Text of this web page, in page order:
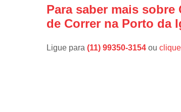
Para saber mais
de Correr na Porto da
Ligue para (11) 99350-3154 ou